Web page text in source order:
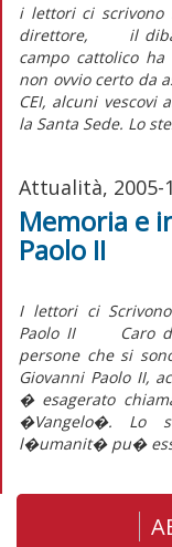
i lettori ci
direttore, il
campo cattolico
non ovvio certo da
CEI, alcuni
la Santa Sede. Lo
Attualità, 2005-
Memoria e
Paolo II
I lettori ci
Paolo II Caro
persone che si
Giovanni Paolo II,
� esagerato
�Vangelo�. Lo
l�umanit� pu�